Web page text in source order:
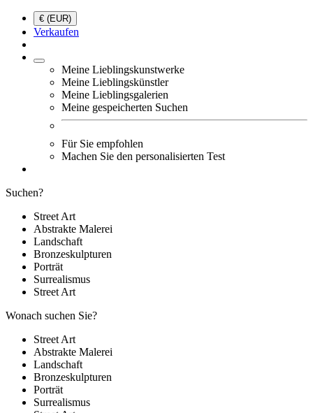
€ (EUR)
Verkaufen
Meine Lieblingskunstwerke
Meine Lieblingskünstler
Meine Lieblingsgalerien
Meine gespeicherten Suchen
Für Sie empfohlen
Machen Sie den personalisierten Test
Suchen?
Street Art
Abstrakte Malerei
Landschaft
Bronzeskulpturen
Porträt
Surrealismus
Street Art
Wonach suchen Sie?
Street Art
Abstrakte Malerei
Landschaft
Bronzeskulpturen
Porträt
Surrealismus